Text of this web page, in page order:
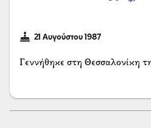
21 Αυγούστου 1987
Γεννήθηκε στη Θεσσαλονίκη